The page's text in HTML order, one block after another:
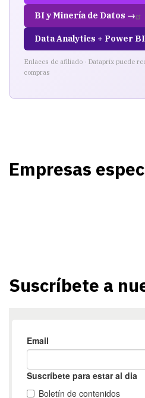
BI y Minería de Datos →
Data Analytics + Power
Enlaces de afiliado · Dataprix puede
compras
Empresas
Suscríbete a